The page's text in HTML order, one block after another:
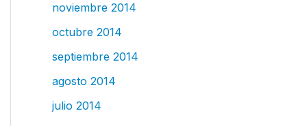
noviembre 2014
octubre 2014
septiembre 2014
agosto 2014
julio 2014